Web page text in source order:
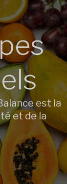
est la
et de la